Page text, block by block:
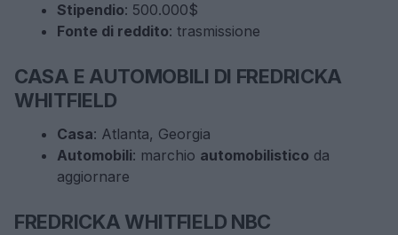
Stipendio: 500.000$
Fonte di reddito: trasmissione
CASA E AUTOMOBILI DI FREDRICKA
WHITFIELD
Casa: Atlanta, Georgia
Automobili: marchio automobilistico da
aggiornare
FREDRICKA WHITFIELD NBC